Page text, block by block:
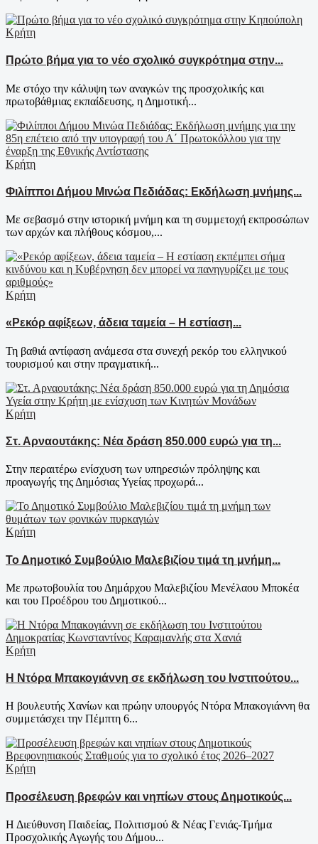
Κρήτη
Πρώτο βήμα για το νέο σχολικό συγκρότημα στην...
Με στόχο την κάλυψη των αναγκών της προσχολικής και
πρωτοβάθμιας εκπαίδευσης, η Δημοτική...
Κρήτη
Φιλίπποι Δήμου Μινώα Πεδιάδας: Εκδήλωση μνήμης...
Με σεβασμό στην ιστορική μνήμη και τη συμμετοχή εκπροσώπων
των αρχών και πλήθους κόσμου,...
Κρήτη
«Ρεκόρ αφίξεων, άδεια ταμεία – Η εστίαση...
Τη βαθιά αντίφαση ανάμεσα στα συνεχή ρεκόρ του ελληνικού
τουρισμού και στην πραγματική...
Κρήτη
Στ. Αρναουτάκης: Νέα δράση 850.000 ευρώ για τη...
Στην περαιτέρω ενίσχυση των υπηρεσιών πρόληψης και
προαγωγής της Δημόσιας Υγείας προχωρά...
Κρήτη
Το Δημοτικό Συμβούλιο Μαλεβιζίου τιμά τη μνήμη...
Με πρωτοβουλία του Δημάρχου Μαλεβιζίου Μενέλαου Μποκέα
και του Προέδρου του Δημοτικού...
Κρήτη
Η Ντόρα Μπακογιάννη σε εκδήλωση του Ινστιτούτου...
Η βουλευτής Χανίων και πρώην υπουργός Ντόρα Μπακογιάννη θα
συμμετάσχει την Πέμπτη 6...
Κρήτη
Προσέλευση βρεφών και νηπίων στους Δημοτικούς...
Η Διεύθυνση Παιδείας, Πολιτισμού & Νέας Γενιάς-Τμήμα
Προσχολικής Αγωγής του Δήμου...